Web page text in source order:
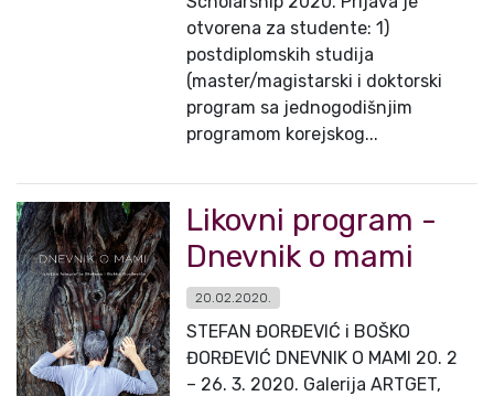
otvorena za studente: 1)
postdiplomskih studija
(master/magistarski i doktorski
program sa jednogodišnjim
programom korejskog...
Likovni program -
Dnevnik o mami
20.02.2020.
STEFAN ĐORĐEVIĆ i BOŠKO
ĐORĐEVIĆ DNEVNIK O MAMI 20. 2
– 26. 3. 2020. Galerija ARTGET,